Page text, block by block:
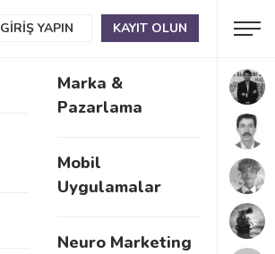
KAYIT OLUN
GIRIŞ YAPIN
Marka &
Pazarlama
Mobil
Uygulamalar
Neuro Marketing